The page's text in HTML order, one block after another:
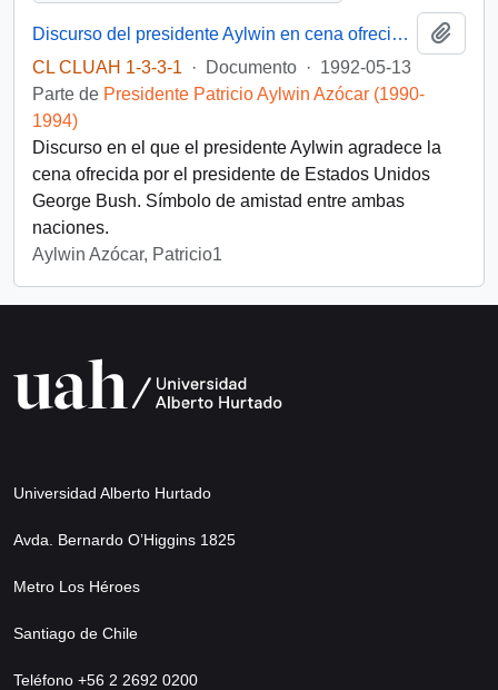
Discurso del presidente Aylwin en cena ofrecida por el presidente de Estados Unidos, D. George Bush
CL CLUAH 1-3-3-1
· Documento · 1992-05-13
Parte de Presidente Patricio Aylwin Azócar (1990-
1994)
Discurso en el que el presidente Aylwin agradece la
cena ofrecida por el presidente de Estados Unidos
George Bush. Símbolo de amistad entre ambas
naciones.
Aylwin Azócar, Patricio1
Universidad Alberto Hurtado
Avda. Bernardo O’Higgins 1825
Metro Los Héroes
Santiago de Chile
Teléfono +56 2 2692 0200